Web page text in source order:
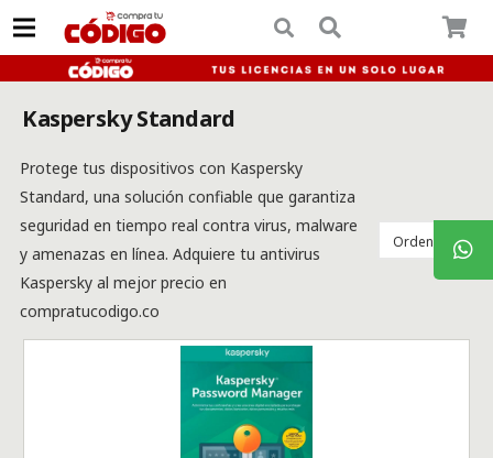
Kaspersky Standard
Protege tus dispositivos con Kaspersky
Standard, una solución confiable que garantiza
seguridad en tiempo real contra virus, malware
y amenazas en línea. Adquiere tu antivirus
Kaspersky al mejor precio en
compratucodigo.co